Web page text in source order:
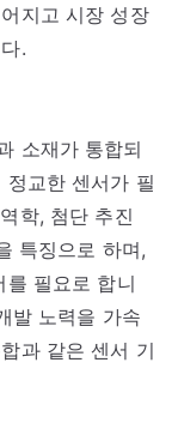
지고 시장 성장
.
소재가 통합되
교한 센서가 필
학, 첨단 추진
특징으로 하며,
를 필요로 합니
발 노력을 가속
과 같은 센서 기